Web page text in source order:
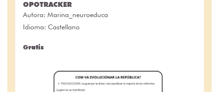
OPOTRACKER
Autora: Marina_neuroeduca
Idioma: Castellano
Gratis